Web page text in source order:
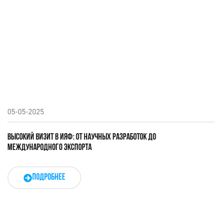
05-05-2025
ВЫСОКИЙ ВИЗИТ В ИЯФ: ОТ НАУЧНЫХ РАЗРАБОТОК ДО
МЕЖДУНАРОДНОГО ЭКСПОРТА
ПОДРОБНЕЕ